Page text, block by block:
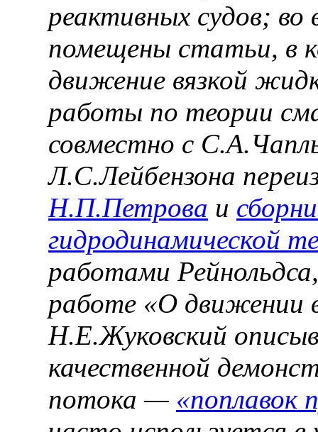
реактивных судов; во
помещены статьи, в
движение вязкой
работы по теории
совместно с
Л.С.Лейбензона
Н.П.Петрова и
гидродинамической
работами
работе «О движении
Н.Е.Жуковский
качественной
потока — «поплавок